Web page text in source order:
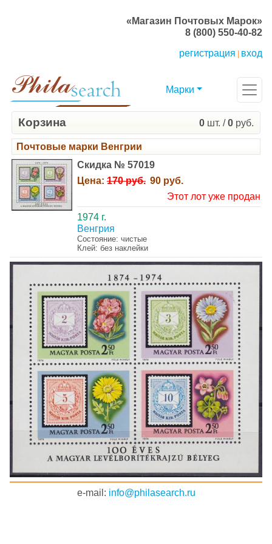
«Магазин Почтовых Марок»
8 (800) 550-40-82
регистрация
вход
Марки
Корзина 0 шт. /0 руб.
Почтовые марки Венгрии
Скидка № 57019
Цена: 170 руб. 90 руб.
Этот лот уже продан
1974 г.
Венгрия
Состояние: чистые
Клей: без наклейки
e-mail: info@philasearch.ru